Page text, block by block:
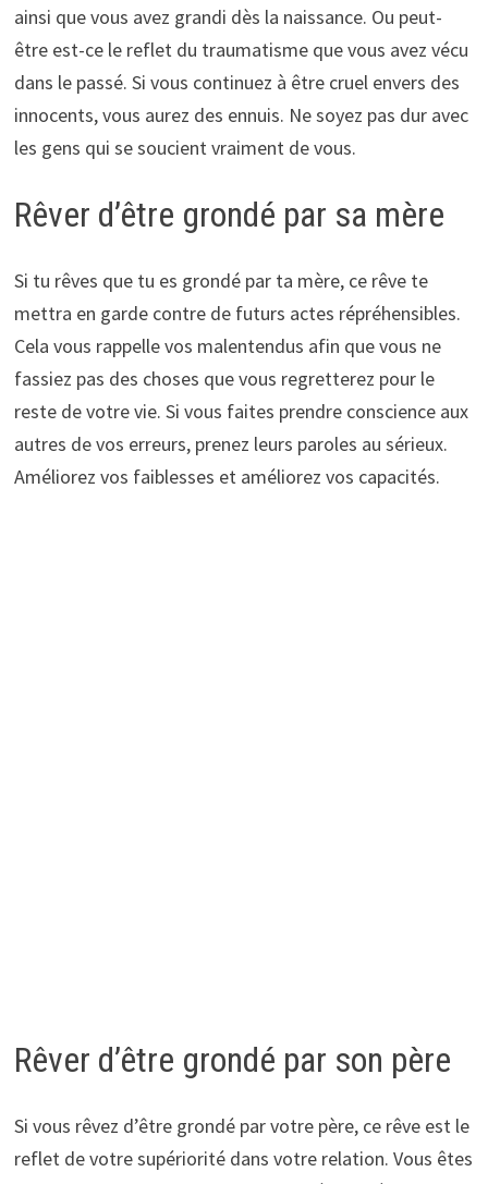
ainsi que vous avez grandi dès la naissance. Ou peut-
être est-ce le reflet du traumatisme que vous avez vécu
dans le passé. Si vous continuez à être cruel envers des
innocents, vous aurez des ennuis. Ne soyez pas dur avec
les gens qui se soucient vraiment de vous.
Rêver d’être grondé par sa mère
Si tu rêves que tu es grondé par ta mère, ce rêve te
mettra en garde contre de futurs actes répréhensibles.
Cela vous rappelle vos malentendus afin que vous ne
fassiez pas des choses que vous regretterez pour le
reste de votre vie. Si vous faites prendre conscience aux
autres de vos erreurs, prenez leurs paroles au sérieux.
Améliorez vos faiblesses et améliorez vos capacités.
Rêver d’être grondé par son père
Si vous rêvez d’être grondé par votre père, ce rêve est le
reflet de votre supériorité dans votre relation. Vous êtes